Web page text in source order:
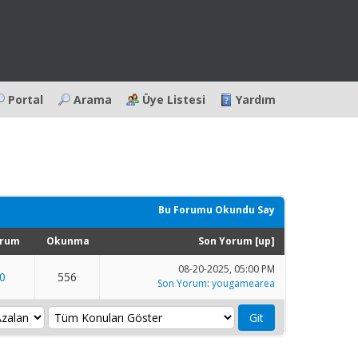
Portal Arama Üye Listesi Yardım
Bu Forumu Okundu Say
Okunma Son Yorum [up]
0 556
08-20-2025, 05:00 PM
Son Yorum:yougamearea